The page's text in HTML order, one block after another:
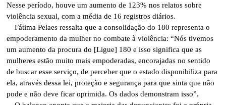
Nesse período, houve um aumento de 123% nos relatos sobre
violência sexual, com a média de 16 registros diários.
Fátima Pelaes ressalta que a consolidação do 180 representa o
empoderamento da mulher no combate à violência: “Nós tivemos
um aumento da procura do [Ligue] 180 e isso significa que as
mulheres estão muito mais empoderadas, encorajadas no sentido
de buscar esse serviço, de perceber que o estado disponibiliza para
ela, através dessa lei, proteção e segurança para que sinta que não
pode e não deve ficar oprimida. Os dados demonstram isso”.